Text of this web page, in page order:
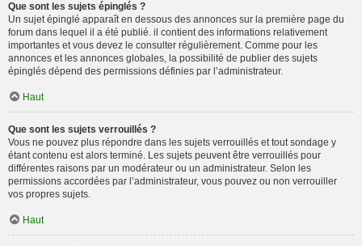
Que sont les sujets épinglés ?
Un sujet épinglé apparaît en dessous des annonces sur la première page du
forum dans lequel il a été publié. il contient des informations relativement
importantes et vous devez le consulter régulièrement. Comme pour les
annonces et les annonces globales, la possibilité de publier des sujets
épinglés dépend des permissions définies par l’administrateur.
Haut
Que sont les sujets verrouillés ?
Vous ne pouvez plus répondre dans les sujets verrouillés et tout sondage y
étant contenu est alors terminé. Les sujets peuvent être verrouillés pour
différentes raisons par un modérateur ou un administrateur. Selon les
permissions accordées par l’administrateur, vous pouvez ou non verrouiller
vos propres sujets.
Haut